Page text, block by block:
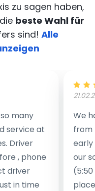
zu sagen haben,
beste Wahl für
sind! Alle
many
service at
Driver
, phone
driver
in time
We
from
early
our